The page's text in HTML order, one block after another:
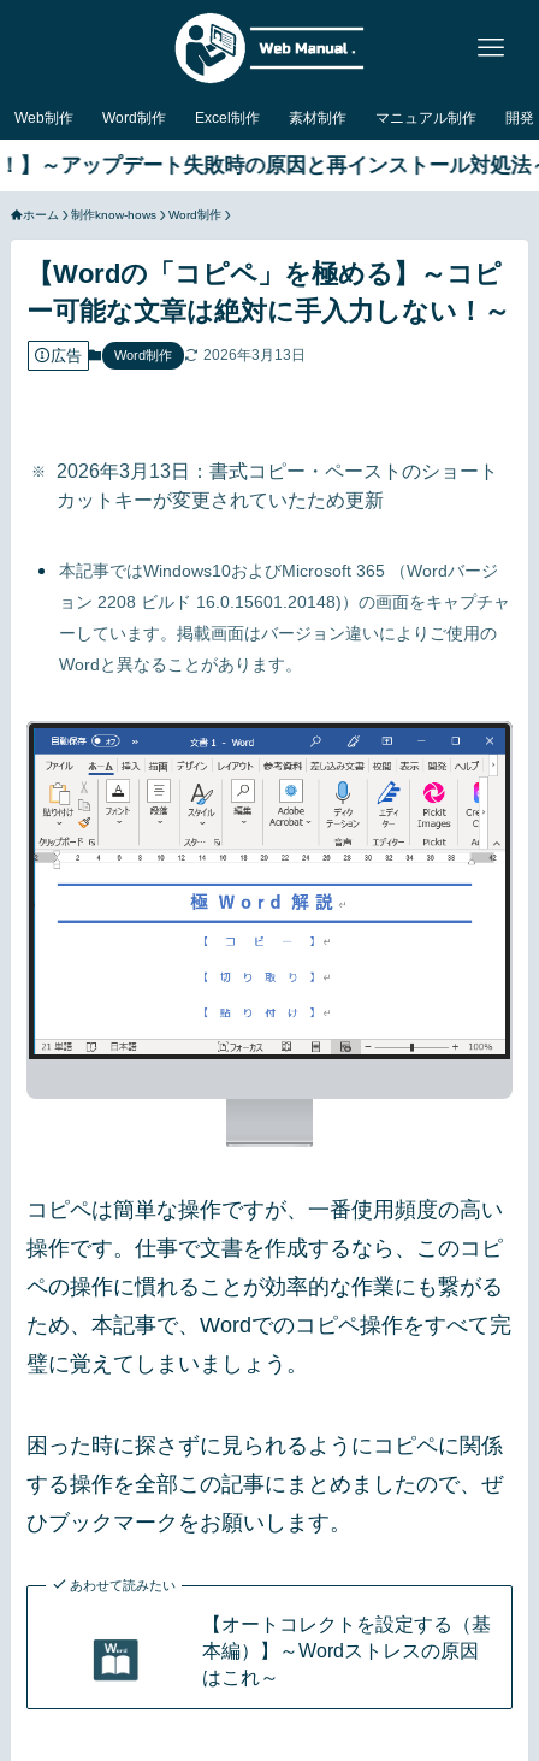
Web制作 Word制作 Excel制作 素材制作 マニュアル制作 開発
ート失敗時の原因と再インストール対処法～
ホーム 制作know-hows Word制作
【Wordの「コピペ」を極める】～コピ
ー可能な文章は絶対に手入力しない！～
広告 Word制作 2026年3月13日
2026年3月13日：書式コピー・ペーストのショート
カットキーが変更されていたため更新
本記事ではWindows10およびMicrosoft 365 （Wordバージ
ョン 2208 ビルド 16.0.15601.20148)）の画面をキャプチャ
ーしています。掲載画面はバージョン違いによりご使用の
Wordと異なることがあります。
コピペは簡単な操作ですが、一番使用頻度の高い
操作です。仕事で文書を作成するなら、このコピ
ペの操作に慣れることが効率的な作業にも繋がる
ため、本記事で、Wordでのコピペ操作をすべて完
璧に覚えてしまいましょう。
困った時に探さずに見られるようにコピペに関係
する操作を全部この記事にまとめましたので、ぜ
ひブックマークをお願いします。
あわせて読みたい
【オートコレクトを設定する（基
本編）】～Wordストレスの原因
はこれ～